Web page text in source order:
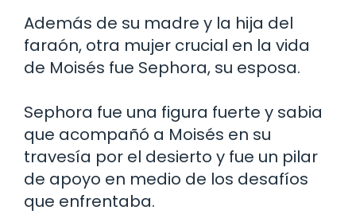
Además de su madre y la hija del
faraón, otra mujer crucial en la vida
de Moisés fue Sephora, su esposa.
Sephora fue una figura fuerte y sabia
que acompañó a Moisés en su
travesía por el desierto y fue un pilar
de apoyo en medio de los desafíos
que enfrentaba.